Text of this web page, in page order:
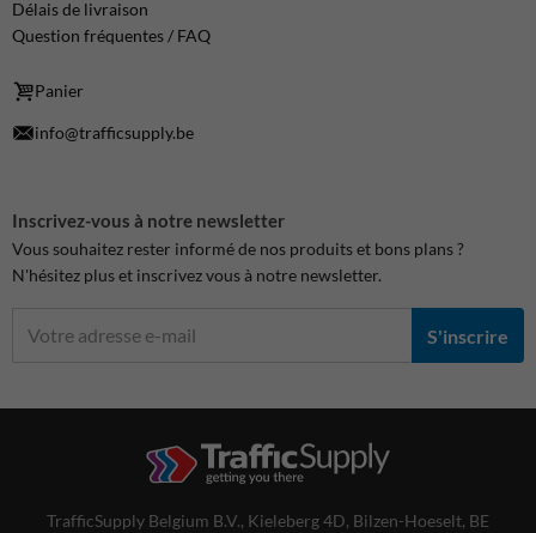
Délais de livraison
Question fréquentes / FAQ
Panier
info@trafficsupply.be
Inscrivez-vous à notre newsletter
Vous souhaitez rester informé de nos produits et bons plans ?
N'hésitez plus et inscrivez vous à notre newsletter.
S'inscrire
TrafficSupply Belgium B.V., Kieleberg 4D, Bilzen-Hoeselt, BE